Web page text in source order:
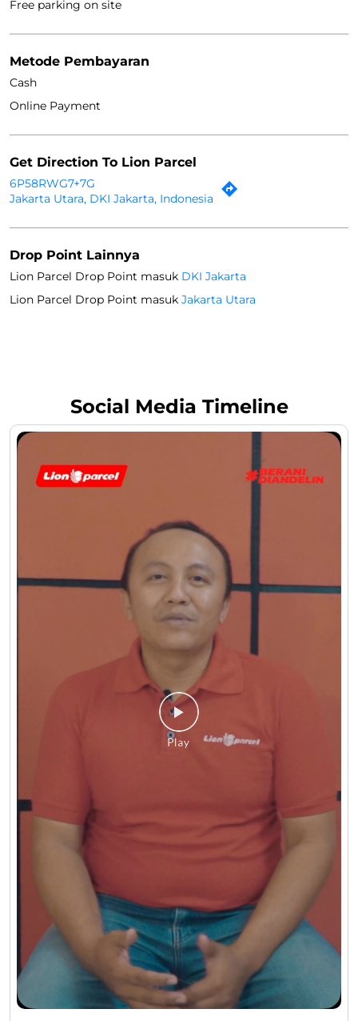
Free parking on site
Metode Pembayaran
Cash
Online Payment
Get Direction To Lion Parcel
6P58RWG7+7G
Jakarta Utara, DKI Jakarta, Indonesia
Drop Point Lainnya
Lion Parcel Drop Point masuk DKI Jakarta
Lion Parcel Drop Point masuk Jakarta Utara
Social Media Timeline